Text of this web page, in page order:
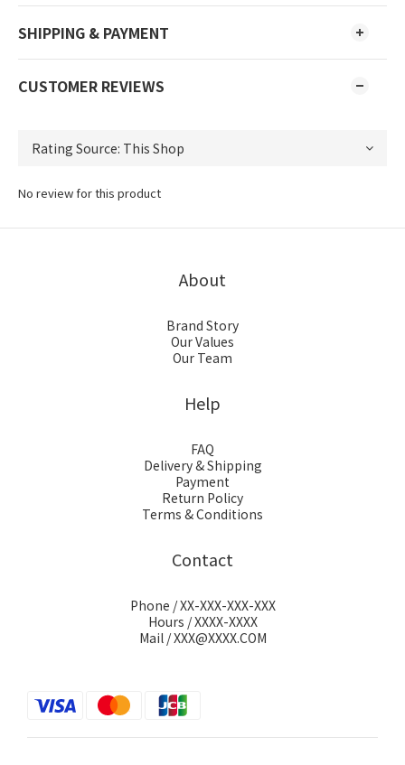
SHIPPING & PAYMENT
CUSTOMER REVIEWS
No review for this product
About
Brand Story
Our Values
Our Team
Help
FAQ
Delivery & Shipping
Payment
Return Policy
Terms & Conditions
Contact
Phone / XX-XXX-XXX-XXX
Hours / XXXX-XXXX
Mail / XXX@XXXX.COM